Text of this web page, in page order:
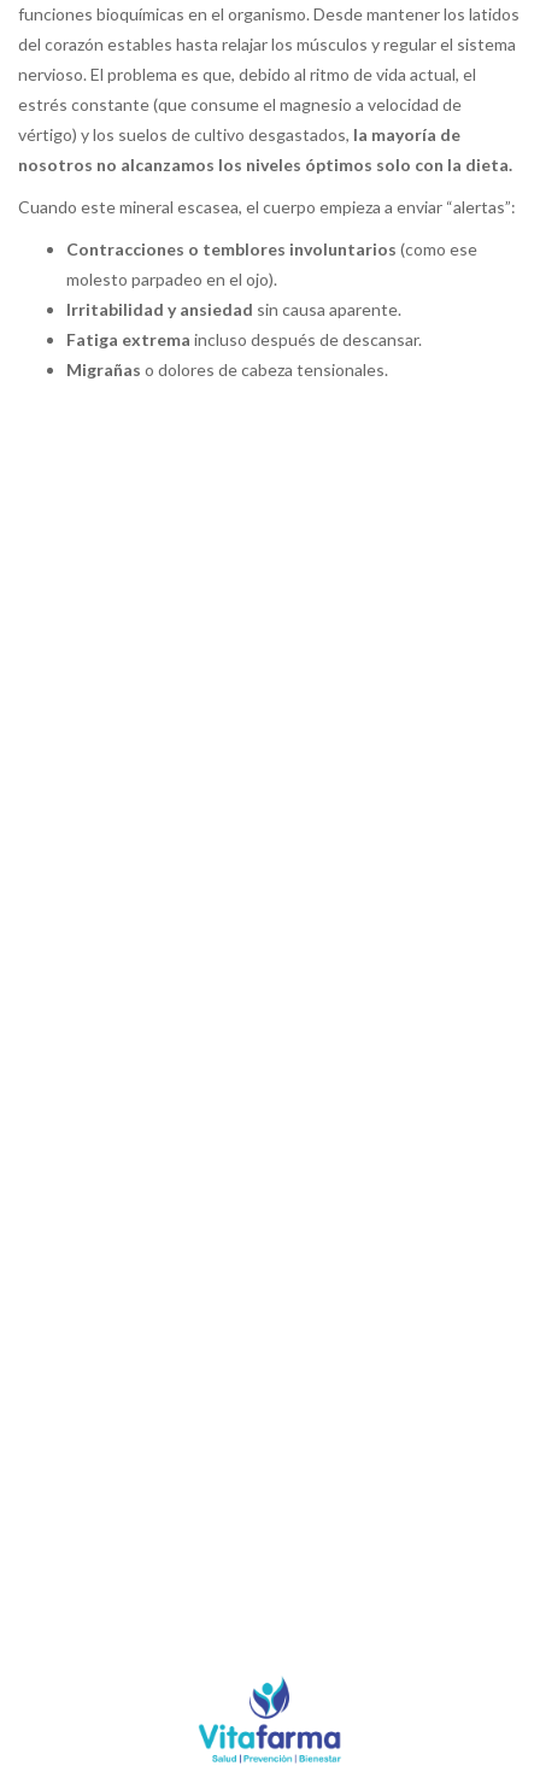
funciones bioquímicas en el organismo. Desde mantener los latidos
del corazón estables hasta relajar los músculos y regular el sistema
nervioso. El problema es que, debido al ritmo de vida actual, el
estrés constante (que consume el magnesio a velocidad de
vértigo) y los suelos de cultivo desgastados, la mayoría de
nosotros no alcanzamos los niveles óptimos solo con la dieta.
Cuando este mineral escasea, el cuerpo empieza a enviar “alertas”:
Contracciones o temblores involuntarios (como ese
molesto parpadeo en el ojo).
Irritabilidad y ansiedad sin causa aparente.
Fatiga extrema incluso después de descansar.
Migrañas o dolores de cabeza tensionales.